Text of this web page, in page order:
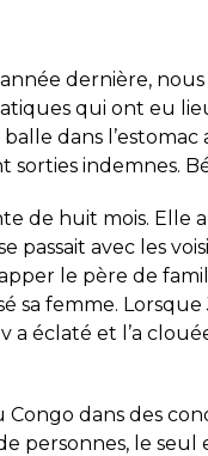
dernière,
qui ont eu
dans
sorties indemnes.
de huit mois. Elle
passait avec les
le père de
sa femme.
a éclaté et l’a
Congo dans des
personnes, le seul